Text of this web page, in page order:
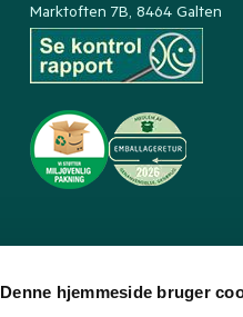
Denne hjemmeside bruger
Marktoften 7B, 8464 Galten